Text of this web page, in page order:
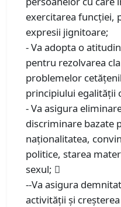
exercitarea funcţiei,
expresii jignitoare;
- Va adopta o
pentru rezolvarea
problemelor
principiului egalităţii
- Va asigura
discriminare bazate
naţionalitatea,
politice, starea
sexul; 
--Va asigura
activităţii şi